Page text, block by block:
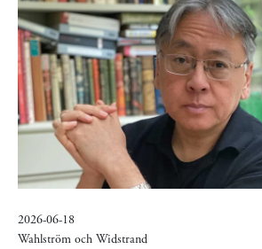
2026-06-18
Wahlström och Widstrand